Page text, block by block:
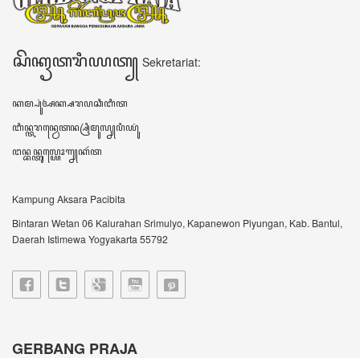
GERBANG PRAJA
JOGJA – Upaya pelestarian budaya Jawa terus
IBTimes.ID-Yogyakarta-Gerbang Praja singkatan
dari...
VIDEO TERBARU ꦮ꦳ꦶꦣꦶꦪꦺꦴꦠꦼꦂꦧꦫꦸ